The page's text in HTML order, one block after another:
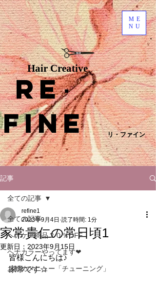
Hair Creative
Re･
fine リ・ファイン
ME
NU
記事
全ての記事
ヘアケア商品２０％OFF
ヘナカラーやってます❤
お勧めメニュー「チューニング」
全ての記事
家常貴仁の常日頃1
refine1
2023年9月4日 読了時間: 1分
更新日： 2023年9月15日
皆様こんにちは♪
家常です☆